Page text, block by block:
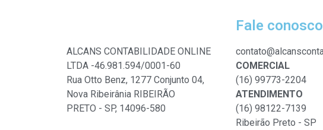
ALCANS CONTABILIDADE ONLINE
LTDA -46.981.594/0001-60
Rua Otto Benz, 1277 Conjunto 04,
Nova Ribeirânia RIBEIRÃO
PRETO - SP, 14096-580
Fale conosco
COMERCIAL
(16) 99773-2204
ATENDIMENTO
(16) 98122-7139
Ribeirão Preto - SP